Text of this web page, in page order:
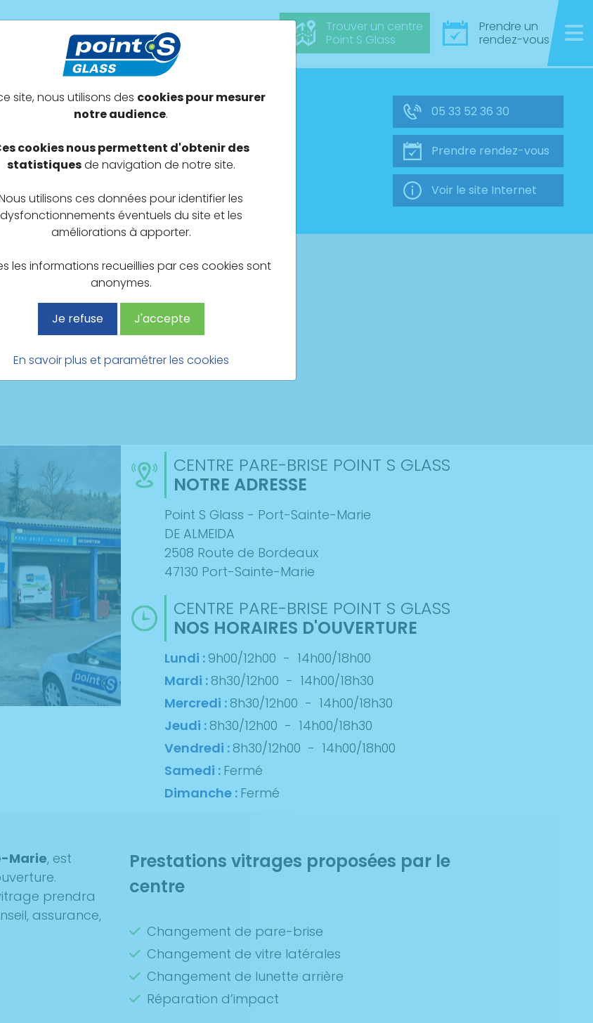
Devenir adhérent Offres exclusives
Trouver un centre
Point S Glass
Prendre un
rendez-vous
Marie
05 33 52 36 30
Prendre rendez-vous
Voir le site Internet
CENTRE PARE-BRISE POINT S GLASS
NOTRE ADRESSE
Point S Glass - Port-Sainte-Marie
DE ALMEIDA
2508 Route de Bordeaux
47130 Port-Sainte-Marie
CENTRE PARE-BRISE POINT S GLASS
NOS HORAIRES D'OUVERTURE
Lundi : 9h00/12h00 - 14h00/18h00
Mardi : 8h30/12h00 - 14h00/18h30
Mercredi : 8h30/12h00 - 14h00/18h30
Jeudi : 8h30/12h00 - 14h00/18h30
Vendredi : 8h30/12h00 - 14h00/18h00
Samedi : Fermé
Dimanche : Fermé
Marie, est
prendra
assurance,
Prestations vitrages proposées par le
centre
Changement de pare-brise
Changement de vitre latérales
Changement de lunette arrière
Réparation d’impact
site, nous utilisons des cookies pour mesurer
notre audience.
cookies nous permettent d'obtenir des
statistiquesde navigation de notre site.
utilisons ces données pour identifier les
dysfonctionnements éventuels du site et les
améliorations à apporter.
les informations recueillies par ces cookies sont
anonymes.
Je refuse J'accepte
En savoir plus et paramétrer les cookies